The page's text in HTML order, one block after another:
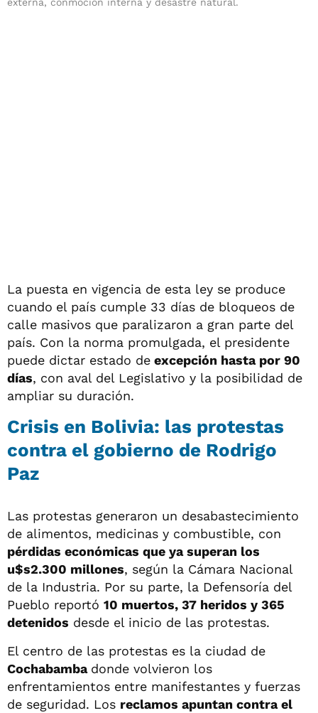
La puesta en vigencia de esta ley se produce
cuando el país cumple 33 días de bloqueos de
calle masivos que paralizaron a gran parte del
país. Con la norma promulgada, el presidente
puede dictar estado de excepción hasta por 90
días, con aval del Legislativo y la posibilidad de
ampliar su duración.
Crisis en Bolivia: las protestas
contra el gobierno de Rodrigo
Paz
Las protestas generaron un desabastecimiento
de alimentos, medicinas y combustible, con
pérdidas económicas que ya superan los
u$s2.300 millones, según la Cámara Nacional
de la Industria. Por su parte, la Defensoría del
Pueblo reportó 10 muertos, 37 heridos y 365
detenidos desde el inicio de las protestas.
El centro de las protestas es la ciudad de
Cochabamba donde volvieron los
enfrentamientos entre manifestantes y fuerzas
de seguridad. Los reclamos apuntan contra el